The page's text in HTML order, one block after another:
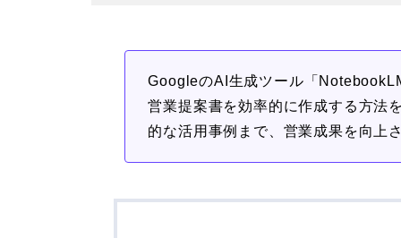
GoogleのAI生成ツール「
営業提案書を効率的に作成する方法
的な活用事例まで、営業成果を向上